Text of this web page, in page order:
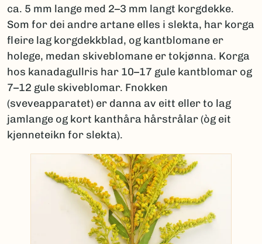
ca. 5 mm lange med 2–3 mm langt korgdekke.
Som for dei andre artane elles i slekta, har korga
fleire lag korgdekkblad, og kantblomane er
holege, medan skiveblomane er tokjønna. Korga
hos kanadagullris har 10–17 gule kantblomar og
7–12 gule skiveblomar. Fnokken
(sveveapparatet) er danna av eitt eller to lag
jamlange og kort kanthåra hårstrålar (òg eit
kjenneteikn for slekta).